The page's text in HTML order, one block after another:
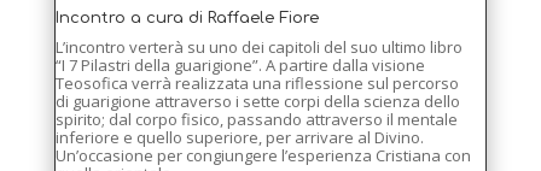
Incontro a cura di Raffaele Fiore
L’incontro verterà su uno dei capitoli del suo ultimo libro
“I 7 Pilastri della guarigione”. A partire dalla visione
Teosofica verrà realizzata una riflessione sul percorso
di guarigione attraverso i sette corpi della scienza dello
spirito; dal corpo fisico, passando attraverso il mentale
inferiore e quello superiore, per arrivare al Divino.
Un’occasione per congiungere l’esperienza Cristiana con